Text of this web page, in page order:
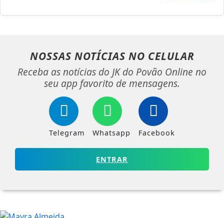
NOSSAS NOTÍCIAS NO CELULAR
Receba as notícias do JK do Povão Online no
seu app favorito de mensagens.
Telegram Whatsapp Facebook
ENTRAR